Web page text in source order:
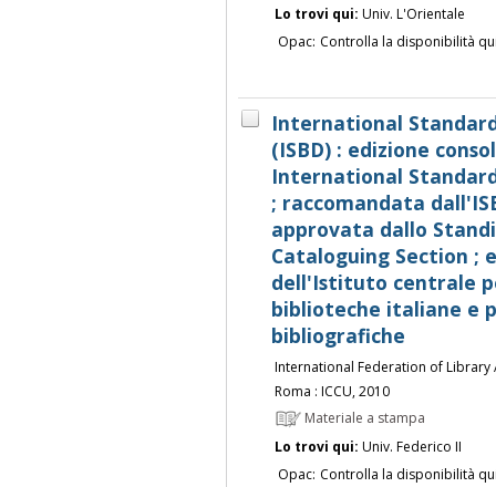
Lo trovi qui: Univ. L'Orientale
Opac: Controlla la disponibilità
International
(ISBD) : edizione
International
; raccomandata
approvata dallo
Cataloguing Section ;
dell'Istituto centrale
biblioteche italiane e
bibliografiche
International Federation of
Roma : ICCU, 2010
Materiale a stampa
Lo trovi qui: Univ. Federico II
Opac: Controlla la disponibilità